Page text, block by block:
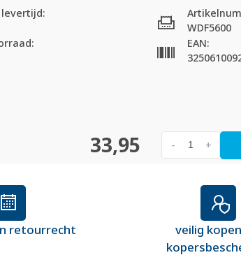
WDF5600
EAN:
33,95 +
-
retourrecht
veilig